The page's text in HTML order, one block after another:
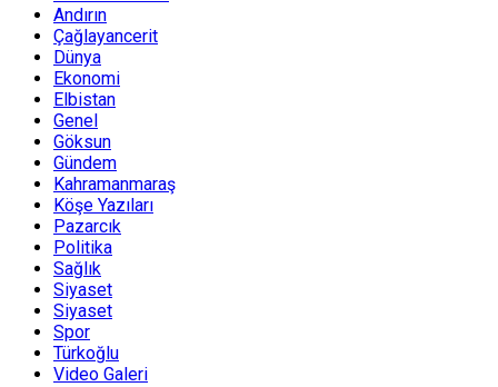
Andırın
Çağlayancerit
Dünya
Ekonomi
Elbistan
Genel
Göksun
Gündem
Kahramanmaraş
Köşe Yazıları
Pazarcık
Politika
Sağlık
Siyaset
Siyaset
Spor
Türkoğlu
Video Galeri